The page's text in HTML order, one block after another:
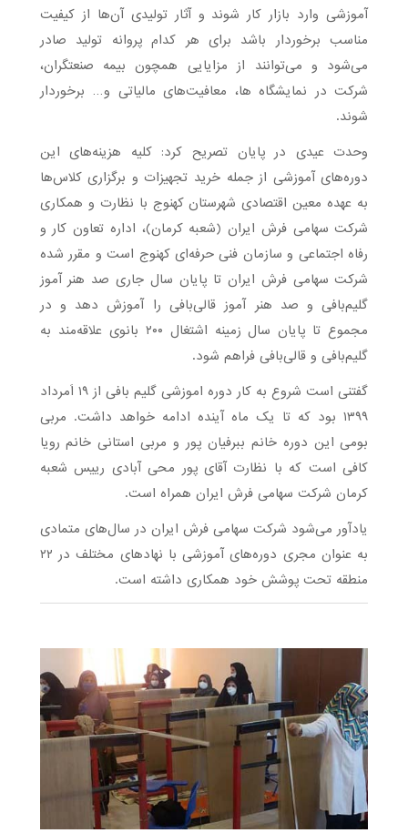
آموزشی وارد بازار کار شوند و آثار تولیدی آن‌ها از کیفیت
مناسب برخوردار باشد برای هر کدام پروانه تولید صادر
می‌شود و می‌توانند از مزایایی همچون بیمه صنعتگران،
شرکت در نمایشگاه ها، معافیت‌های مالیاتی و… برخوردار
شوند.
وحدت عیدی در پایان تصریح کرد: کلیه هزینه‌های این
دوره‌های آموزشی از جمله خرید تجهیزات و برگزاری کلاس‌ها
به عهده معین اقتصادی شهرستان کهنوج با نظارت و همکاری
شرکت سهامی فرش ایران (شعبه کرمان)، اداره تعاون کار و
رفاه اجتماعی و سازمان فنی حرفه‌ای کهنوج است و مقرر شده
شرکت سهامی فرش ایران تا پایان سال جاری صد هنر آموز
گلیم‌بافی و صد هنر آموز قالی‌بافی را آموزش دهد و در
مجموع تا پایان سال زمینه اشتغال ۲۰۰ بانوی علاقه‌مند به
گلیم‌بافی و قالی‌بافی فراهم شود.
گفتنی است شروع به کار دوره اموزشی گلیم بافی از ۱۹ اَمرداد
۱۳۹۹ بود که تا یک ماه آینده ادامه خواهد داشت. مربی
بومی این دوره خانم ببرفیان پور و مربی استانی خانم رویا
کافی است که با نظارت آقای پور محی آبادی رییس شعبه
کرمان شرکت سهامی فرش ایران همراه است.
یادآور می‌شود شرکت سهامی فرش ایران در سال‌های متمادی
به عنوان مجری دوره‌های آموزشی با نهادهای مختلف در ۲۲
منطقه تحت پوشش خود همکاری داشته است.